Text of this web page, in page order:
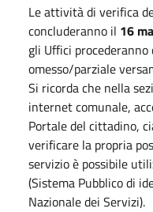
Le attività di verifica
concluderanno il 16
gli Uffici
omesso/parziale
Si ricorda che nella
internet comunale,
Portale del cittadino,
verificare la propria
servizio è possibile
(Sistema Pubblico di
Nazionale dei Servizi).